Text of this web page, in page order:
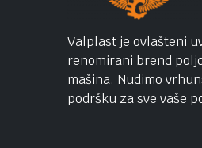
Valplast je ovlašteni
renomirani brend
mašina. Nudimo
podršku za sve vaše